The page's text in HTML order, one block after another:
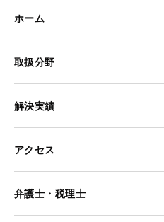
ホーム
取扱分野
解決実績
アクセス
弁護士・税理士